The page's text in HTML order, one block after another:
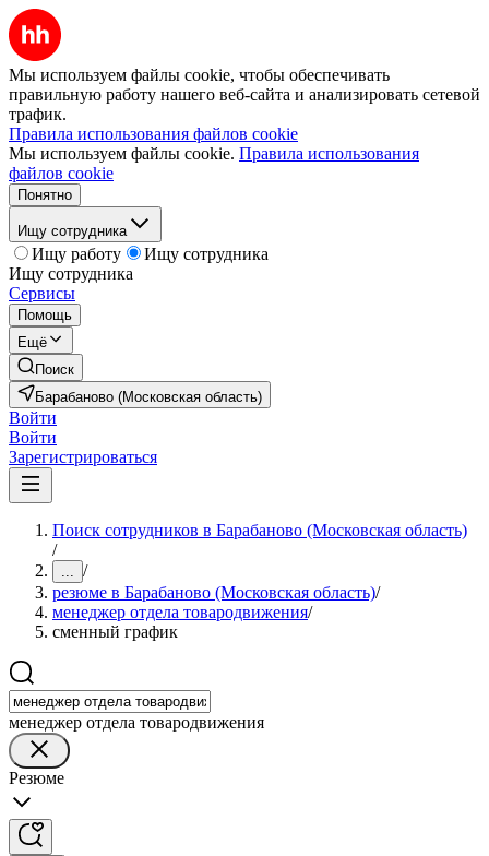
Мы используем файлы cookie, чтобы обеспечивать
правильную работу нашего веб-сайта и анализировать сетевой
трафик.
Правила использования файлов cookie
Мы используем файлы cookie. Правила использования
файлов cookie
Понятно
Ищу сотрудника
Ищу работу
Ищу сотрудника
Ищу сотрудника
Сервисы
Помощь
Ещё
Поиск
Барабаново (Московская область)
Войти
Войти
Зарегистрироваться
Поиск сотрудников в Барабаново (Московская область)
/
... /
резюме в Барабаново (Московская область)/
менеджер отдела товародвижения/
сменный график
менеджер отдела товародвижения
Резюме